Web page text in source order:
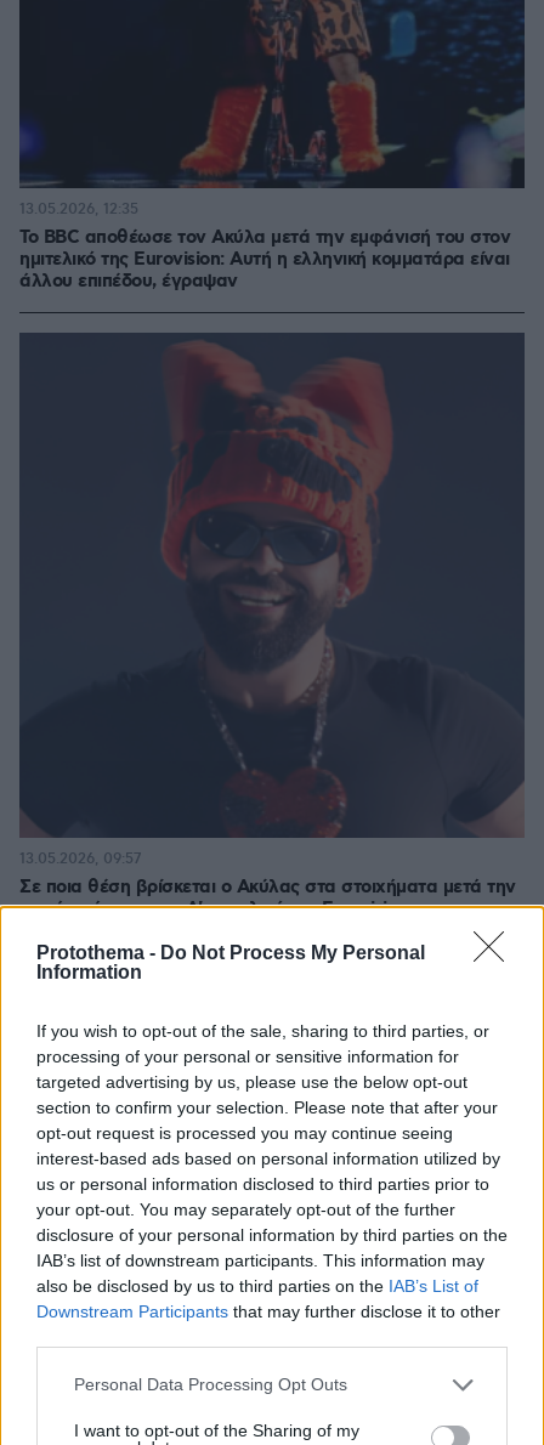
Protothema - Do Not Process My Personal
Information
If you wish to opt-out of the sale, sharing to third parties, or
processing of your personal or sensitive information for
targeted advertising by us, please use the below opt-out
section to confirm your selection. Please note that after your
opt-out request is processed you may continue seeing
interest-based ads based on personal information utilized by
us or personal information disclosed to third parties prior to
your opt-out. You may separately opt-out of the further
disclosure of your personal information by third parties on the
IAB’s list of downstream participants. This information may
also be disclosed by us to third parties on the IAB’s List of
Downstream Participants that may further disclose it to other
Please note that this website/app uses one or more Google
not limited to your visit or usage behaviour. You may click to
Personal Data Processing Opt Outs
I want to opt-out of the Sharing of my
Το BBC αποθέωσε τον Ακύλα μετά την εμφάνισή του στον
ημιτελικό της Eurovision: Αυτή η ελληνική κομματάρα είναι
άλλου επιπέδου, έγραψαν
13.05.2026, 12:35
Σε ποια θέση βρίσκεται ο Ακύλας στα στοιχήματα μετά την
εμφάνισή του στον Α' ημιτελικό της Eurovision
13.05.2026, 09:57
Thema Insights